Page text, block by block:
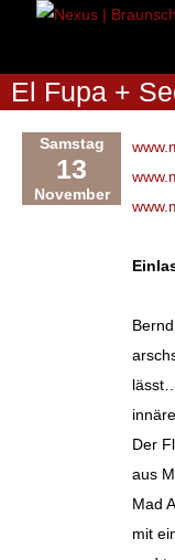
springen
El Fupa +
Samstag
13
November
Der
aus
Mad
mit